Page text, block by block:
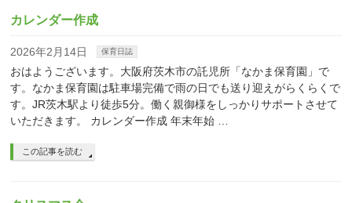
カレンダー作成
2026年2月14日 保育日誌
おはようございます。大阪府茨木市の託児所「なかま保育園」で
す。なかま保育園は駐車場完備で雨の日でも送り迎えがらくらくで
す。JR茨木駅より徒歩5分。働く親御様をしっかりサポートさせて
いただきます。 カレンダー作成 年末年始 …
この記事を読む